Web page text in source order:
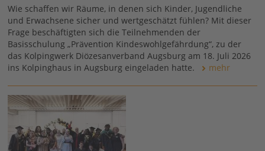
Wie schaffen wir Räume, in denen sich Kinder, Jugendliche
und Erwachsene sicher und wertgeschätzt fühlen? Mit dieser
Frage beschäftigten sich die Teilnehmenden der
Basisschulung „Prävention Kindeswohlgefährdung“, zu der
das Kolpingwerk Diözesanverband Augsburg am 18. Juli 2026
ins Kolpinghaus in Augsburg eingeladen hatte.
mehr